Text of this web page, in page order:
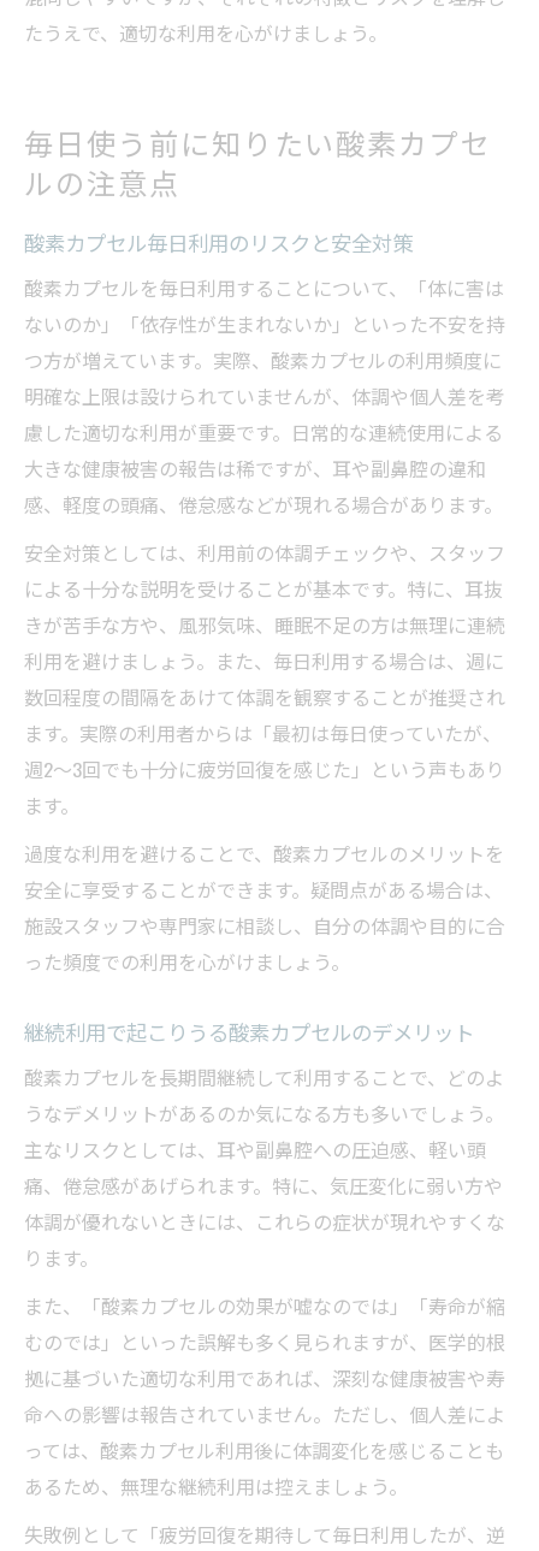
たうえで、適切な利用を心がけましょう。
毎日使う前に知りたい酸素カプセ
ルの注意点
酸素カプセル毎日利用のリスクと安全対策
酸素カプセルを毎日利用することについて、「体に害は
ないのか」「依存性が生まれないか」といった不安を持
つ方が増えています。実際、酸素カプセルの利用頻度に
明確な上限は設けられていませんが、体調や個人差を考
慮した適切な利用が重要です。日常的な連続使用による
大きな健康被害の報告は稀ですが、耳や副鼻腔の違和
感、軽度の頭痛、倦怠感などが現れる場合があります。
安全対策としては、利用前の体調チェックや、スタッフ
による十分な説明を受けることが基本です。特に、耳抜
きが苦手な方や、風邪気味、睡眠不足の方は無理に連続
利用を避けましょう。また、毎日利用する場合は、週に
数回程度の間隔をあけて体調を観察することが推奨され
ます。実際の利用者からは「最初は毎日使っていたが、
週2〜3回でも十分に疲労回復を感じた」という声もあり
ます。
過度な利用を避けることで、酸素カプセルのメリットを
安全に享受することができます。疑問点がある場合は、
施設スタッフや専門家に相談し、自分の体調や目的に合
った頻度での利用を心がけましょう。
継続利用で起こりうる酸素カプセルのデメリット
酸素カプセルを長期間継続して利用することで、どのよ
うなデメリットがあるのか気になる方も多いでしょう。
主なリスクとしては、耳や副鼻腔への圧迫感、軽い頭
痛、倦怠感があげられます。特に、気圧変化に弱い方や
体調が優れないときには、これらの症状が現れやすくな
ります。
また、「酸素カプセルの効果が嘘なのでは」「寿命が縮
むのでは」といった誤解も多く見られますが、医学的根
拠に基づいた適切な利用であれば、深刻な健康被害や寿
命への影響は報告されていません。ただし、個人差によ
っては、酸素カプセル利用後に体調変化を感じることも
あるため、無理な継続利用は控えましょう。
失敗例として「疲労回復を期待して毎日利用したが、逆